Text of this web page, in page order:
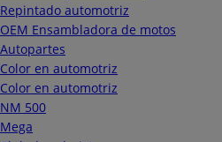
Repintado automotriz
OEM Ensambladora de motos
Autopartes
Color en automotriz
Color en automotriz
NM 500
Mega